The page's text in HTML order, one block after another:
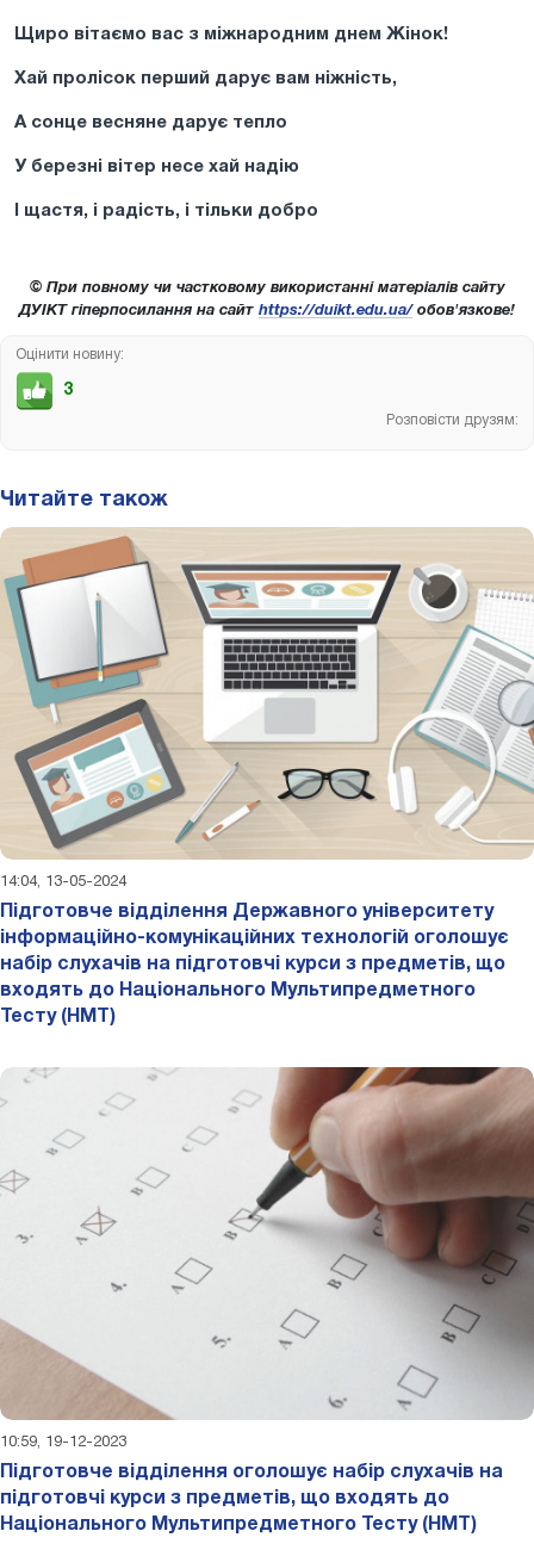
Щиро вітаємо вас з міжнародним днем Жінок!
Хай пролісок перший дарує вам ніжність,
А сонце весняне дарує тепло
У березні вітер несе хай надію
І щастя, і радість, і тільки добро
© При повному чи частковому використанні матеріалів сайту
ДУІКТ гіперпосилання на сайт https://duikt.edu.ua/обов'язкове!
Оцінити новину:
3
Розповісти друзям:
Читайте також
14:04, 13-05-2024
Підготовче відділення Державного університету
інформаційно-комунікаційних технологій оголошує
набір слухачів на підготовчі курси з предметів, що
входять до Національного Мультипредметного
Тесту (НМТ)
10:59, 19-12-2023
Підготовче відділення оголошує набір слухачів на
підготовчі курси з предметів, що входять до
Національного Мультипредметного Тесту (НМТ)